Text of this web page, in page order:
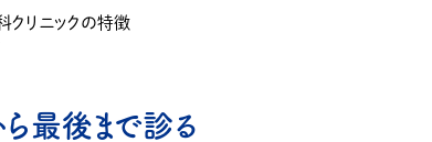
リニックの特徴
最後まで診る